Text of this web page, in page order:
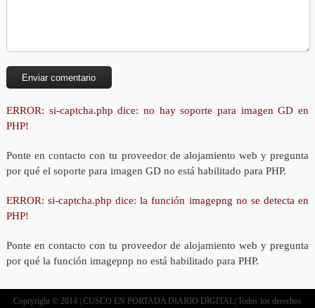
ERROR: si-captcha.php dice: no hay soporte para imagen GD en
PHP!
Ponte en contacto con tu proveedor de alojamiento web y pregunta
por qué el soporte para imagen GD no está habilitado para PHP.
ERROR: si-captcha.php dice: la función imagepng no se detecta en
PHP!
Ponte en contacto con tu proveedor de alojamiento web y pregunta
por qué la función imagepnp no está habilitado para PHP.
Copryright © 2014 | CUSCO EN PORTADA DIARIO DIGITAL| Todos los derechos